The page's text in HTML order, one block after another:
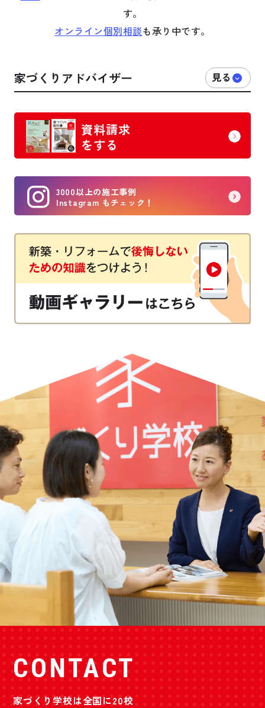
す。
オンライン個別相談も承り中です。
家づくりアドバイザー
資料請求
をする
3000以上の施工事例
Instagram もチェック！
CONTACT
家づくり学校は全国に20校